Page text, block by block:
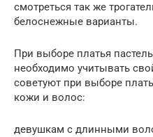
смотреться так же
белоснежные варианты.
При выборе платья
необходимо учитывать
советуют при выборе
кожи и волос:
девушкам с длинными